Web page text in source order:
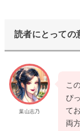
読者にとっての
葉山志乃
こ
ぴ
て
両